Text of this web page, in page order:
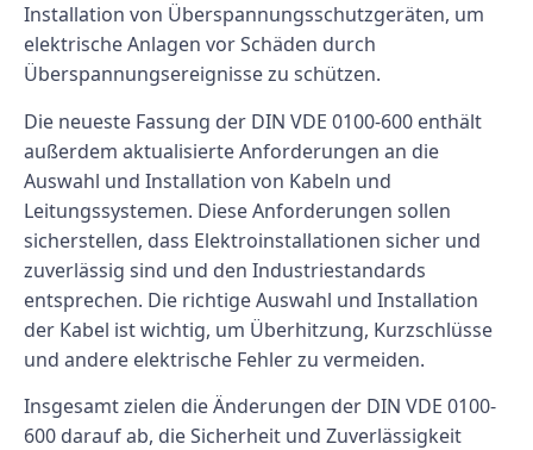
Installation von Überspannungsschutzgeräten, um
elektrische Anlagen vor Schäden durch
Überspannungsereignisse zu schützen.
Die neueste Fassung der DIN VDE 0100-600 enthält
außerdem aktualisierte Anforderungen an die
Auswahl und Installation von Kabeln und
Leitungssystemen. Diese Anforderungen sollen
sicherstellen, dass Elektroinstallationen sicher und
zuverlässig sind und den Industriestandards
entsprechen. Die richtige Auswahl und Installation
der Kabel ist wichtig, um Überhitzung, Kurzschlüsse
und andere elektrische Fehler zu vermeiden.
Insgesamt zielen die Änderungen der DIN VDE 0100-
600 darauf ab, die Sicherheit und Zuverlässigkeit